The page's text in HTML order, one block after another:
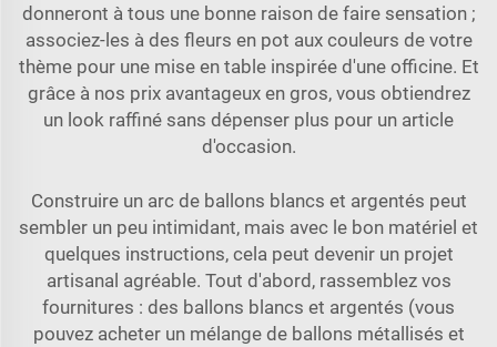
donneront à tous une bonne raison de faire sensation ;
associez-les à des fleurs en pot aux couleurs de votre
thème pour une mise en table inspirée d'une officine. Et
grâce à nos prix avantageux en gros, vous obtiendrez
un look raffiné sans dépenser plus pour un article
d'occasion.
Construire un arc de ballons blancs et argentés peut
sembler un peu intimidant, mais avec le bon matériel et
quelques instructions, cela peut devenir un projet
artisanal agréable. Tout d'abord, rassemblez vos
fournitures : des ballons blancs et argentés (vous
pouvez acheter un mélange de ballons métallisés et